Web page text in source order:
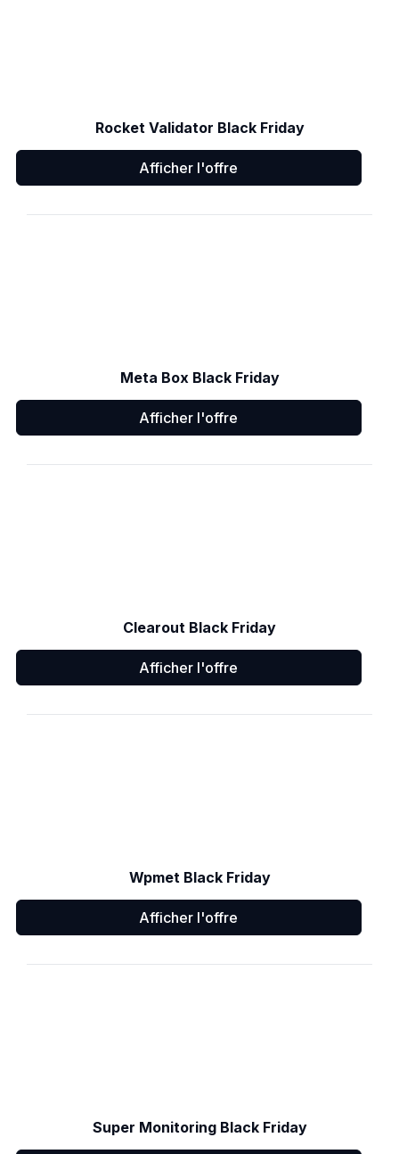
Rocket Validator Black Friday
Afficher l'offre
Meta Box Black Friday
Afficher l'offre
Clearout Black Friday
Afficher l'offre
Wpmet Black Friday
Afficher l'offre
Super Monitoring Black Friday